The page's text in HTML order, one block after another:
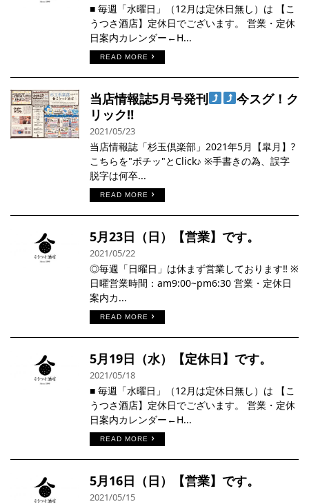
■ 毎週「水曜日」（12月は定休日無し）は 【こ
うつさ酒店】定休日でございます。 営業・定休
日案内カレンダー←H...
READ MORE
当店情報誌5月号発刊
今スグ！ク
リック‼︎
2021/05/23
当店情報誌「杉玉倶楽部」2021年5月【皐月】?
こちらを"ポチッ"とClick♪ ※手書きの為、誤字
脱字は何卒...
READ MORE
5月23日（日）【営業】です。
2021/05/22
◎毎週「日曜日」は休まず営業しております‼︎ ※
日曜営業時間：am9:00~pm6:30 営業・定休日
案内カ...
READ MORE
5月19日（水）【定休日】です。
2021/05/18
■ 毎週「水曜日」（12月は定休日無し）は 【こ
うつさ酒店】定休日でございます。 営業・定休
日案内カレンダー←H...
READ MORE
5月16日（日）【営業】です。
2021/05/15